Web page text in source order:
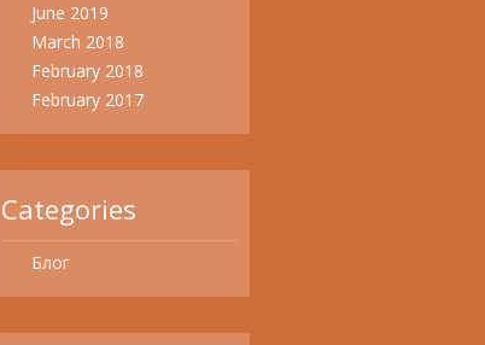
June 2019
March 2018
February 2018
February 2017
Categories
Блог